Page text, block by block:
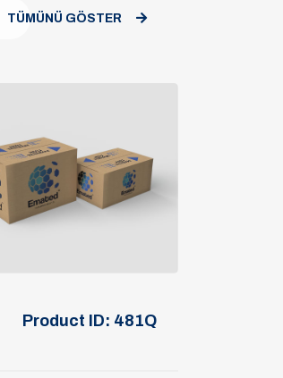
TÜMÜNÜ GÖSTER
Product ID: 481Q